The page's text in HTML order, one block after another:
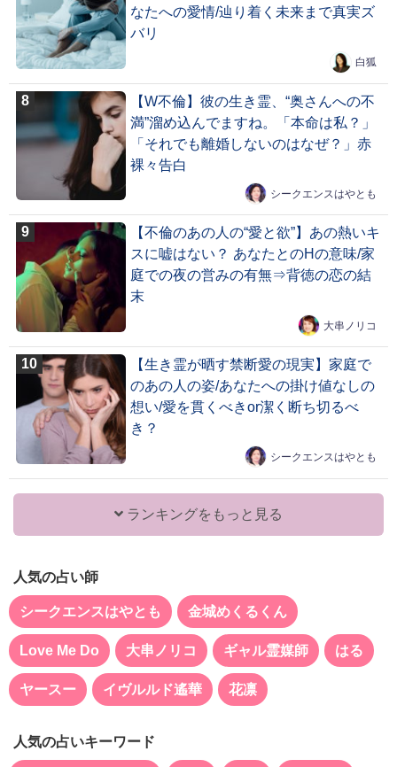
なたへの愛情/辿り着く未来まで真実ズ
バリ
白狐
【W不倫】彼の生き霊、“奥さんへの不
満”溜め込んでますね。「本命は私？」
「それでも離婚しないのはなぜ？」赤
裸々告白
シークエンスはやとも
【不倫のあの人の“愛と欲”】あの熱いキ
スに嘘はない？ あなたとのHの意味/家
庭での夜の営みの有無⇒背徳の恋の結
末
大串ノリコ
【生き霊が晒す禁断愛の現実】家庭で
のあの人の姿/あなたへの掛け値なしの
想い/愛を貫くべきor潔く断ち切るべ
き？
シークエンスはやとも
ランキングをもっと見る
人気の占い師
シークエンスはやとも 金城めくるくん
Love Me Do 大串ノリコ ギャル霊媒師 はる
ヤースー イヴルルド遙華 花凛
人気の占いキーワード